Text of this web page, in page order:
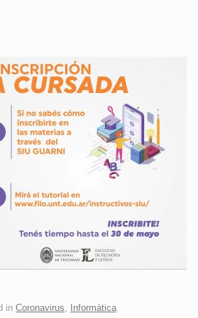
in Coronavirus, Informática.